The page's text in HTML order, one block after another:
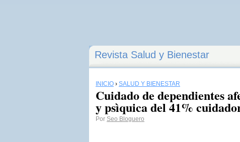
Revista Salud y Bienestar
INICIO › SALUD Y BIENESTAR
Cuidado de dependientes
y psìquica del 41%
Por Seo Bloguero